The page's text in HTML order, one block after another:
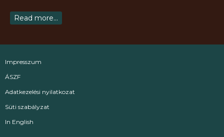
Read more...
Impresszum
ÁSZF
Adatkezelési nyilatkozat
Süti szabályzat
In English